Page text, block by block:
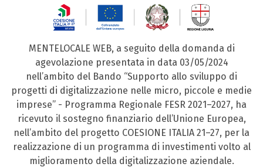
MENTELOCALE WEB, a seguito della domanda di
agevolazione presentata in data 03/05/2024
nell’ambito del Bando “Supporto allo sviluppo di
progetti di digitalizzazione nelle micro, piccole e medie
imprese” - Programma Regionale FESR 2021–2027, ha
ricevuto il sostegno finanziario dell’Unione Europea,
nell’ambito del progetto COESIONE ITALIA 21–27, per la
realizzazione di un programma di investimenti volto al
miglioramento della digitalizzazione aziendale.